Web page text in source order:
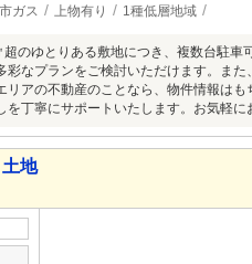
ガス 上物有り 1種低層地域
超のゆとりある敷地につき、複数台駐車
彩なプランをご検討いただけます。ま
リアの不動産のことなら、物件情報は
を丁寧にサポートいたします。お気軽に
地